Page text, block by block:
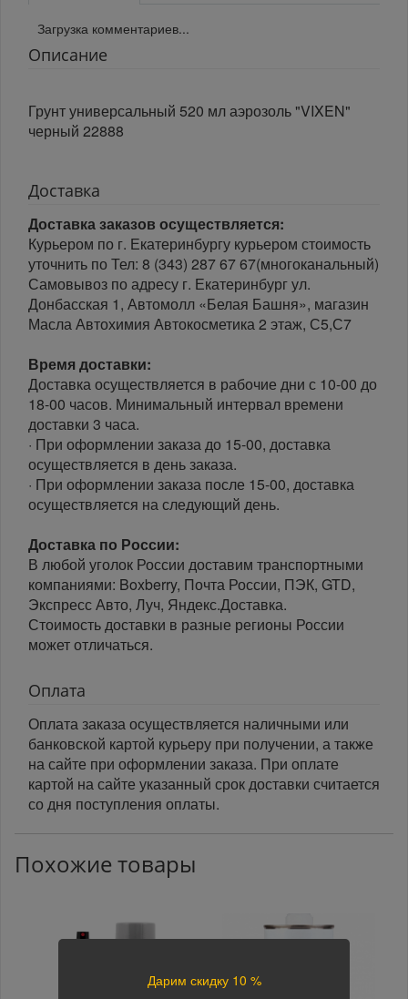
Загрузка комментариев...
Описание
Грунт универсальный 520 мл аэрозоль "VIXEN"
черный 22888
Доставка
Доставка заказов осуществляется:
Курьером по г. Екатеринбургу курьером стоимость
уточнить по Тел: 8 (343) 287 67 67(многоканальный)
Самовывоз по адресу г. Екатеринбург ул.
Донбасская 1, Автомолл «Белая Башня», магазин
Масла Автохимия Автокосметика 2 этаж, С5,С7
Время доставки:
Доставка осуществляется в рабочие дни с 10-00 до
18-00 часов. Минимальный интервал времени
доставки 3 часа.
· При оформлении заказа до 15-00, доставка
осуществляется в день заказа.
· При оформлении заказа после 15-00, доставка
осуществляется на следующий день.
Доставка по России:
В любой уголок России доставим транспортными
компаниями: Boxberry, Почта России, ПЭК, GTD,
Экспресс Авто, Луч, Яндекс.Доставка.
Стоимость доставки в разные регионы России
может отличаться.
Оплата
Оплата заказа осуществляется наличными или
банковской картой курьеру при получении, а также
на сайте при оформлении заказа. При оплате
картой на сайте указанный срок доставки считается
со дня поступления оплаты.
Похожие товары
Дарим скидку 10 %